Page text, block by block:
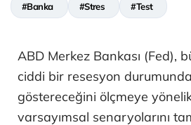
#Banka #Stres #Test
ABD Merkez Bankası (Fed),
ciddi bir resesyon
göstereceğini ölçmeye
varsayımsal senaryolarını